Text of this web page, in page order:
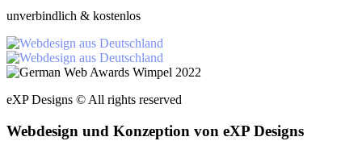
unverbindlich & kostenlos
eXP Designs © All rights reserved
Webdesign und Konzeption von eXP Designs